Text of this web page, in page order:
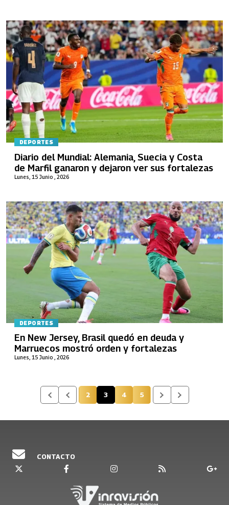
DEPORTES
Lunes, 15 Junio , 2026
Diario del Mundial: Alemania, Suecia y Costa
de Marfil ganaron y dejaron ver sus fortalezas
DEPORTES
Lunes, 15 Junio , 2026
En New Jersey, Brasil quedó en deuda y
Marruecos mostró orden y fortalezas
Página
2 Página actual
3 Página
4 Página
5
CONTACTO